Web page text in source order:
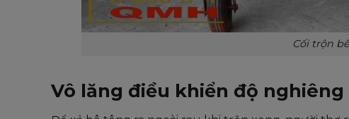
Cối trộn
Vô lăng điều khiển độ nghiêng